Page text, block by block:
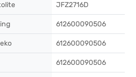
JFZ2716D
612600090506
612600090506
612600090506